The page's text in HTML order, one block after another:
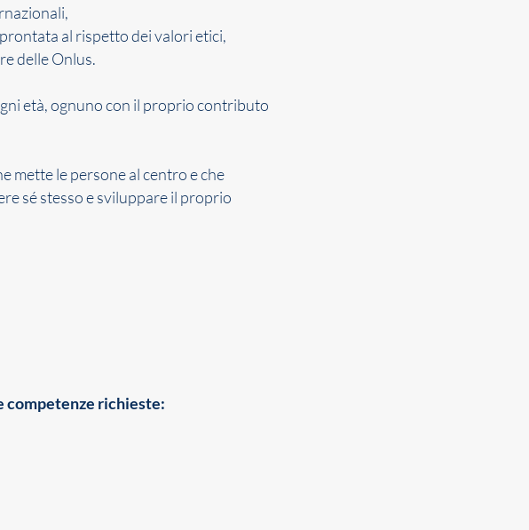
al rispetto dei valori etici,
delle Onlus.
età, ognuno con il proprio contributo
mette le persone al centro e che
sé stesso e sviluppare il proprio
competenze richieste: